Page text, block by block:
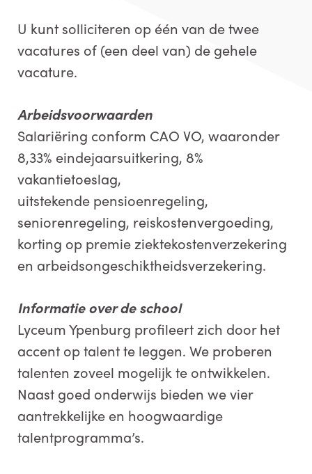
U kunt solliciteren op één van de twee
vacatures of (een deel van) de gehele
vacature.
Arbeidsvoorwaarden
Salariëring conform CAO VO, waaronder
8,33% eindejaarsuitkering, 8%
vakantietoeslag,
uitstekende pensioenregeling,
seniorenregeling, reiskostenvergoeding,
korting op premie ziektekostenverzekering
en arbeidsongeschiktheidsverzekering.
Informatie over de school
Lyceum Ypenburg profileert zich door het
accent op talent te leggen. We proberen
talenten zoveel mogelijk te ontwikkelen.
Naast goed onderwijs bieden we vier
aantrekkelijke en hoogwaardige
talentprogramma’s.